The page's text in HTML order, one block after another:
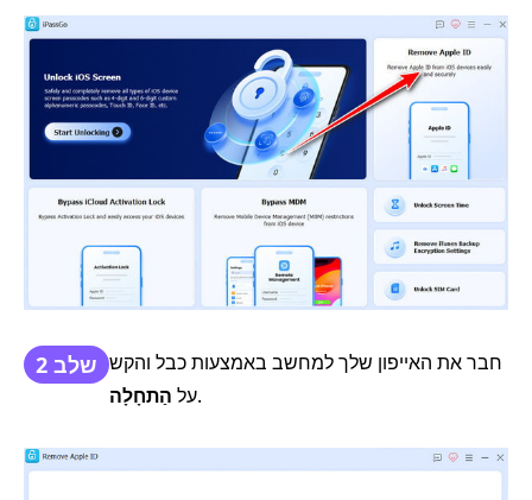
שלב 2 חבר את האייפון שלך למחשב באמצעות כבל והקש
על הַתחָלָה .